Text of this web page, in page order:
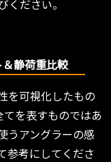
ださい。
静荷重比較
を可視化したもの
を表すものではあ
うアングラーの感
参考にしてくださ